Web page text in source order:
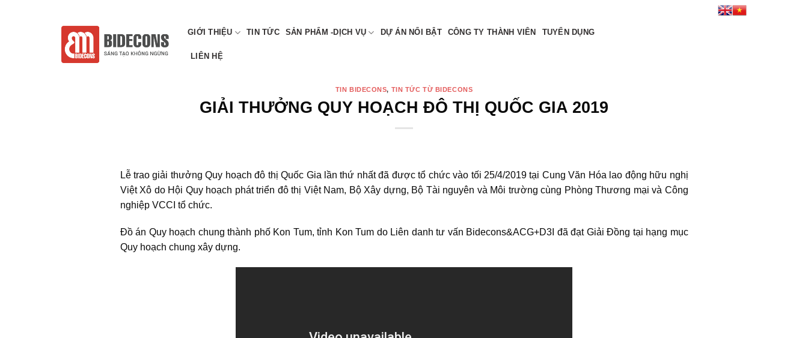
GIỚI THIỆU TIN TỨC SẢN PHẨM -DỊCH VỤ DỰ ÁN NỔI BẬT CÔNG TY THÀNH VIÊN TUYỂN DỤNG
LIÊN HỆ
TIN BIDECONS, TIN TỨC TỪ BIDECONS
GIẢI THƯỞNG QUY HOẠCH ĐÔ THỊ QUỐC GIA 2019
Lễ trao giải thưởng Quy hoạch đô thị Quốc Gia lần thứ nhất đã được tổ chức vào tối 25/4/2019 tại Cung Văn Hóa lao động hữu nghị
Việt Xô do Hội Quy hoạch phát triển đô thị Việt Nam, Bộ Xây dựng, Bộ Tài nguyên và Môi trường cùng Phòng Thương mại và Công
nghiệp VCCI tổ chức.
Đồ án Quy hoạch chung thành phố Kon Tum, tỉnh Kon Tum do Liên danh tư vấn Bidecons&ACG+D3I đã đạt Giải Đồng tại hạng mục
Quy hoạch chung xây dựng.